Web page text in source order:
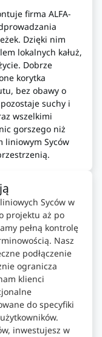
firma ALFA-
Dzięki nim
lokalnych kałuż,
Dobrze
korytka
bez obawy o
suchy i
wszelkimi
gorszego niż
liniowym Syców
Syców w
projektu aż po
pełną kontrolę
Nasz
podłączenie
ogranicza
klienci
do specyfiki
inwestujesz w